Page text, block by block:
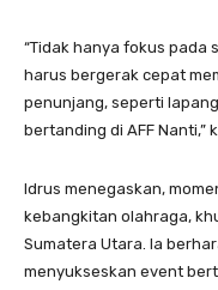
“Tidak hanya fokus pada
harus bergerak cepat
penunjang, seperti
bertanding di AFF Nanti,”
Idrus menegaskan,
kebangkitan olahraga,
Sumatera Utara. Ia
menyukseskan event